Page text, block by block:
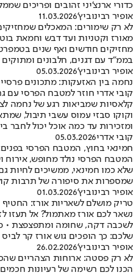
כדורי ארנצ'יני זהובים ופריכים
אופיר רבינוביץ'11.03.2026
לא רק שימורים: המאכלים
מאורז וקטניות ועד דבש וחמאת
מחזיקים חודשים ואף שנים
בממ"ד עם דגנים, חלבונים
אופיר רבינוביץ'05.03.2026
נחמה בין האזעקות: מתכונים
קובי אדרי חוזר למטבח הפרסי עם
קלאסיות שמביאות רגע של נחמה
וקוקו סבזי עמוס עשבי תיבול,
ומזכירות עד כמה אוכל יכול לחבר
קובי אדרי05.03.2026
חמינאי בחוץ, המטבח הפרסי בפנים: 3 קלאסיקות מנצחות וקלות
המטבח הפרסי נולד מחופש, אירוח
שמספרות את סיפורה של תרבות
אופיר רבינוביץ'01.03.2026
טריק מושלם לשאריות אורז:
נשאר לכם אורז מאתמול? אל תעזו
לשכבה דקה, שחומה ומתפצפצת •
שלכם: כך הופכים גוש אורז קר
אופיר רבינוביץ'26.02.2026
לא רק פסטה: ארוחות הצהריים
הכנו לכם רשימה של רעיונות